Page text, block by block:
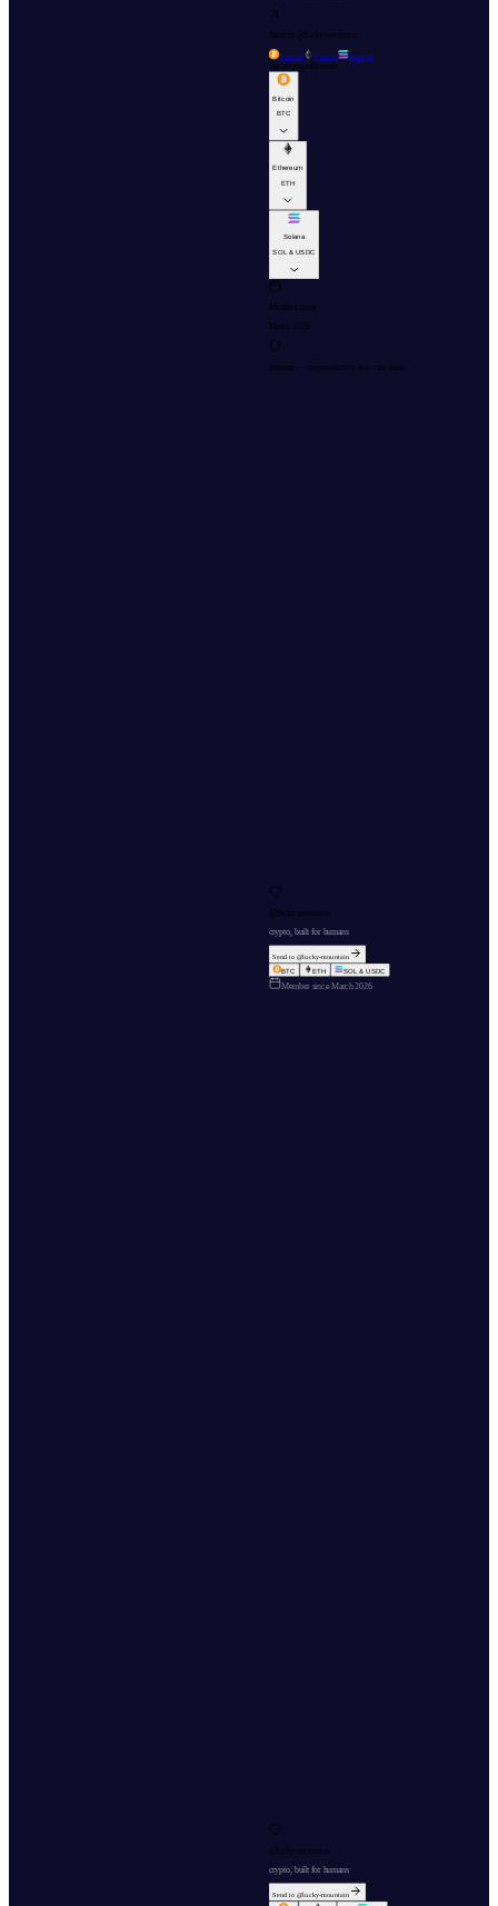
Send to @ lucky-mountain
Sign in Sign in Sign in
Receiving addresses
Bitcoin
BTC
Ethereum
ETH
Solana
SOL & USDC
Member since
March 2026
nimimo — crypto identity you can share.
@lucky-mountain
crypto, built for humans
Send to @lucky-mountain
BTC
ETH SOL & USDC
Member sinceMarch 2026
@ lucky-mountain
crypto, built for humans
Send to @lucky-mountain